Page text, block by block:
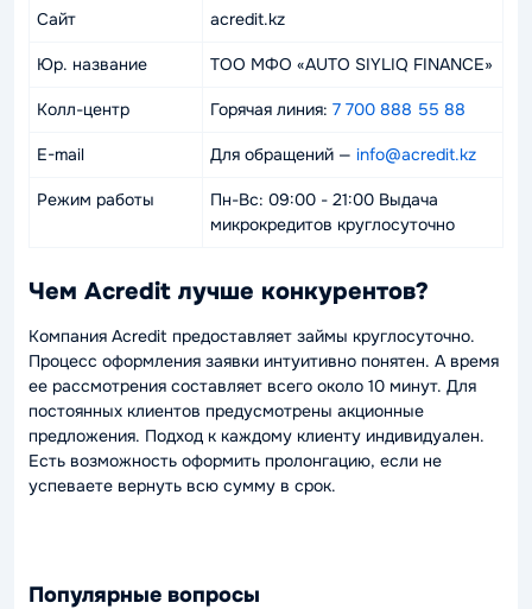
Сайт acredit.kz
Юр. название ТОО МФО «AUTO SIYLIQ FINANCE»
Колл-центр Горячая линия: 7 700 888 55 88
E-mail Для обращений — info@acredit.kz
Режим работы
Пн-Вс: 09:00 - 21:00 Выдача
микрокредитов круглосуточно
Чем Acredit лучше конкурентов?
Компания Acredit предоставляет займы круглосуточно.
Процесс оформления заявки интуитивно понятен. А время
ее рассмотрения составляет всего около 10 минут. Для
постоянных клиентов предусмотрены акционные
предложения. Подход к каждому клиенту индивидуален.
Есть возможность оформить пролонгацию, если не
успеваете вернуть всю сумму в срок.
Популярные вопросы